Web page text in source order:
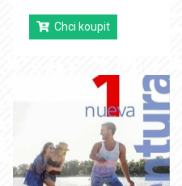
Chci koupit